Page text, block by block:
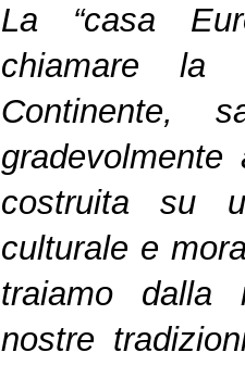
La “casa
chiamare la
Continente,
costruita su
culturale e
traiamo dalla
nostre